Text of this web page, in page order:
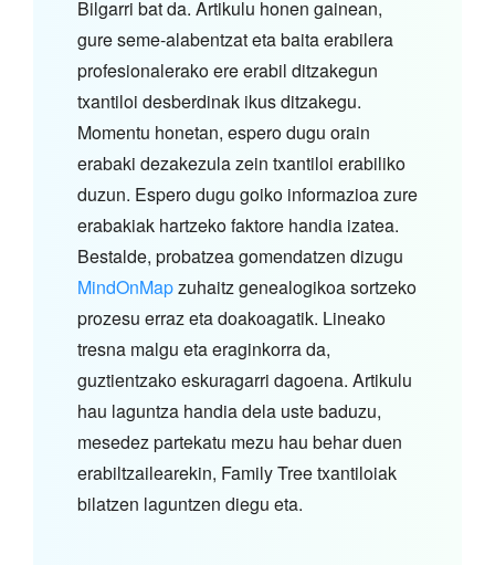
Bilgarri bat da. Artikulu honen gainean,
gure seme-alabentzat eta baita erabilera
profesionalerako ere erabil ditzakegun
txantiloi desberdinak ikus ditzakegu.
Momentu honetan, espero dugu orain
erabaki dezakezula zein txantiloi erabiliko
duzun. Espero dugu goiko informazioa zure
erabakiak hartzeko faktore handia izatea.
Bestalde, probatzea gomendatzen dizugu
MindOnMapzuhaitz genealogikoa sortzeko
prozesu erraz eta doakoagatik. Lineako
tresna malgu eta eraginkorra da,
guztientzako eskuragarri dagoena. Artikulu
hau laguntza handia dela uste baduzu,
mesedez partekatu mezu hau behar duen
erabiltzailearekin, Family Tree txantiloiak
bilatzen laguntzen diegu eta.